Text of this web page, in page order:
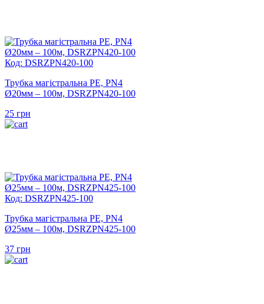
Код: DSRZPN420-100
Трубка магістральна PE, PN4
Ø20мм – 100м, DSRZPN420-100
25 грн
Код: DSRZPN425-100
Трубка магістральна PE, PN4
Ø25мм – 100м, DSRZPN425-100
37 грн